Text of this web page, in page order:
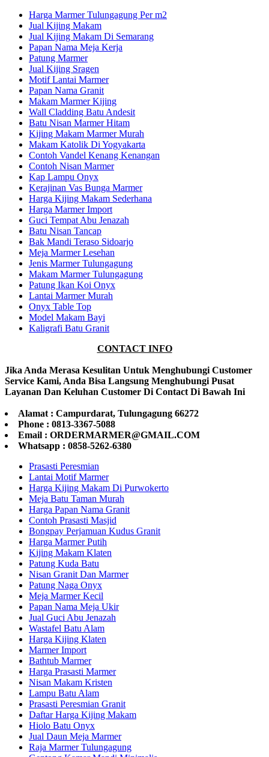
Harga Marmer Tulungagung Per m2
Jual Kijing Makam
Jual Kijing Makam Di Semarang
Papan Nama Meja Kerja
Patung Marmer
Jual Kijing Sragen
Motif Lantai Marmer
Papan Nama Granit
Makam Marmer Kijing
Wall Cladding Batu Andesit
Batu Nisan Marmer Hitam
Kijing Makam Marmer Murah
Makam Katolik Di Yogyakarta
Contoh Vandel Kenang Kenangan
Contoh Nisan Marmer
Kap Lampu Onyx
Kerajinan Vas Bunga Marmer
Harga Kijing Makam Sederhana
Harga Marmer Import
Guci Tempat Abu Jenazah
Batu Nisan Tancap
Bak Mandi Teraso Sidoarjo
Meja Marmer Lesehan
Jenis Marmer Tulungagung
Makam Marmer Tulungagung
Patung Ikan Koi Onyx
Lantai Marmer Murah
Onyx Table Top
Model Makam Bayi
Kaligrafi Batu Granit
CONTACT INFO
Jika Anda Merasa Kesulitan Untuk Menghubungi Customer
Service Kami, Anda Bisa Langsung Menghubungi Pusat
Layanan Dan Keluhan Customer Di Contact Di Bawah Ini
Alamat : Campurdarat, Tulungagung 66272
Phone : 0813-3367-5088
Email : ORDERMARMER@GMAIL.COM
Whatsapp : 0858-5262-6380
Prasasti Peresmian
Lantai Motif Marmer
Harga Kijing Makam Di Purwokerto
Meja Batu Taman Murah
Harga Papan Nama Granit
Contoh Prasasti Masjid
Bongpay Perjamuan Kudus Granit
Harga Marmer Putih
Kijing Makam Klaten
Patung Kuda Batu
Nisan Granit Dan Marmer
Patung Naga Onyx
Meja Marmer Kecil
Papan Nama Meja Ukir
Jual Guci Abu Jenazah
Wastafel Batu Alam
Harga Kijing Klaten
Marmer Import
Bathtub Marmer
Harga Prasasti Marmer
Nisan Makam Kristen
Lampu Batu Alam
Prasasti Peresmian Granit
Daftar Harga Kijing Makam
Hiolo Batu Onyx
Jual Daun Meja Marmer
Raja Marmer Tulungagung